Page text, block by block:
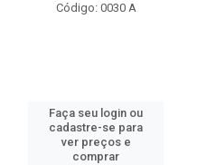
Código: 0030 A
Faça seu login ou
cadastre-se para
ver preços e
comprar